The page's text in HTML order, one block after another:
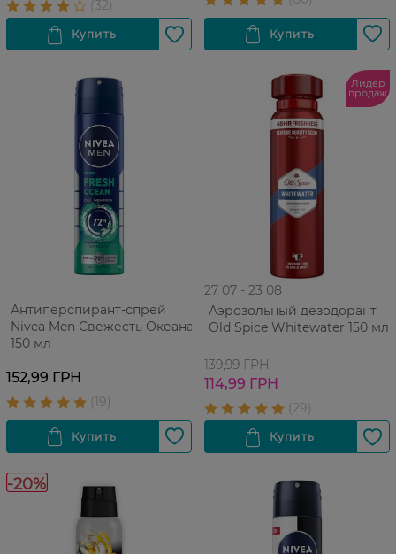
Антиперспирант-спрей
Nivea Men Свежесть Океана
150 мл
152,99 ГРН
Лидер
продаж
27 07 - 23 08
Аэрозольный дезодорант
Old Spice Whitewater 150 мл
139,99 ГРН
114,99 ГРН
-20%